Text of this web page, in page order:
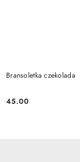
Bransoletka czekolada
Cena:
45.00